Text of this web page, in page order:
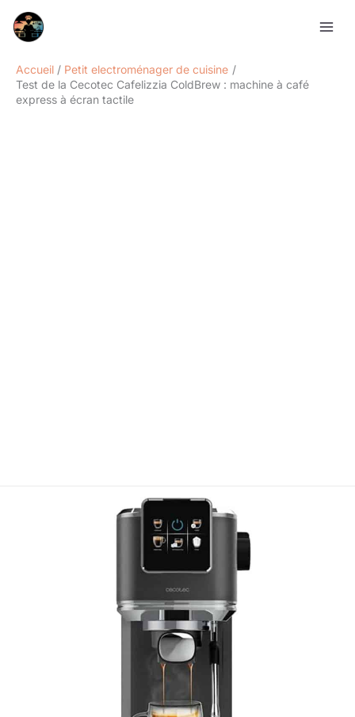
Accueil
Petit electroménager de cuisine
Test de la Cecotec Cafelizzia ColdBrew : machine à café
express à écran tactile
Rechercher